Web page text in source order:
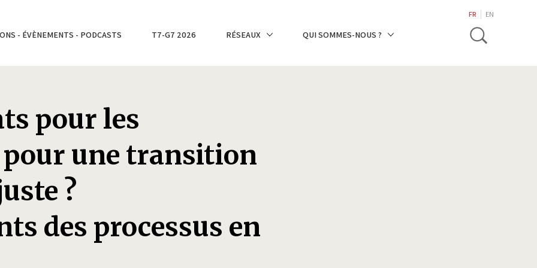
- ÉVÈNEMENTS - PODCASTS T7-G7 2026 RÉSEAUX QUI SOMMES-NOUS ?
FR EN
Toggle
pour les
une transition
?
des processus en